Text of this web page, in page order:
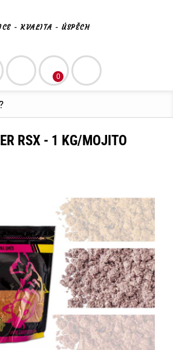
- KVALITA - ÚSPĚCH
0
RSX - 1 KG/MOJITO